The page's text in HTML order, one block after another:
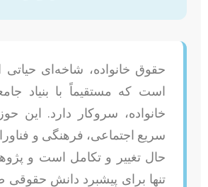
حقوق خانواده، شاخه‌ای
است که مستقیماً با بنیاد
خانواده، سروکار دارد. این
سریع اجتماعی، فرهنگی و
حال تغییر و تکامل است و
تنها برای پیشبرد دانش